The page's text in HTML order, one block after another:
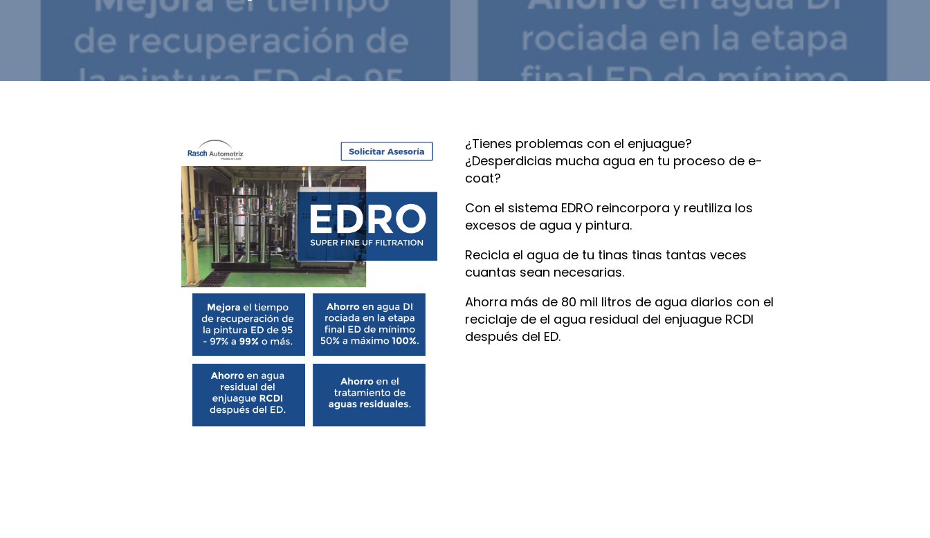
¿Tienes problemas con el enjuague?
¿Desperdicias mucha agua en tu proceso de e-
coat?
Con el sistema EDRO reincorpora y reutiliza los
excesos de agua y pintura.
Recicla el agua de tu tinas tinas tantas veces
cuantas sean necesarias.
Ahorra más de 80 mil litros de agua diarios con el
reciclaje de el agua residual del enjuague RCDI
después del ED.